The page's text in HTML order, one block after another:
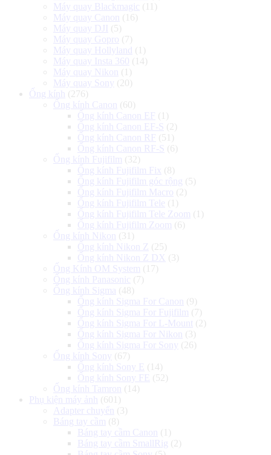
Máy quay Blackmagic (11)
Máy quay Canon
(16)
Máy quay DJI (5)
Máy quay Gopro (7)
Máy quay Hollyland
(1)
Máy quay Insta 360 (14)
Máy quay Nikon
(1)
Máy quay Sony (20)
Ống kính
(276)
Ống kính Canon
(60)
Ống kính Canon EF
(1)
Ống kính Canon EF-S (2)
Ống kính Canon RF
(51)
Ống kính Canon RF-S (6)
Ống kính Fujifilm (32)
Ống kính Fujifilm Fix (8)
Ống kính Fujifilm góc rộng (5)
Ống kính Fujifilm Macro (2)
Ống kính Fujifilm Tele (1)
Ống kính Fujifilm Tele Zoom (1)
Ống kính Fujifilm Zoom (6)
Ống kính Nikon
(31)
Ống kính Nikon Z (25)
Ống kính Nikon Z DX (3)
Ống Kính OM System (17)
Ống kính Panasonic (7)
Ống kính Sigma (48)
Ống kính Sigma For Canon
(9)
Ống kính Sigma For Fujifilm (7)
Ống kính Sigma For L-Mount (2)
Ống kính Sigma For Nikon
(3)
Ống kính Sigma For Sony (26)
Ống kính Sony (67)
Ống kính Sony E
(14)
Ống kính Sony FE
(52)
Ống kính Tamron
(14)
Phụ kiện máy ảnh
(601)
Adapter chuyển
(3)
Báng tay cầm (8)
Báng tay cầm Canon
(1)
Báng tay cầm SmallRig (2)